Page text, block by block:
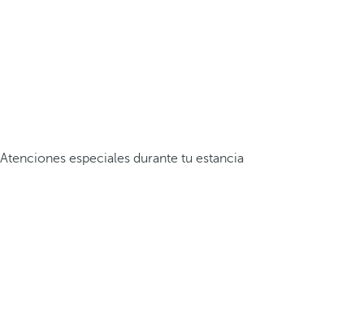
Atenciones especiales durante tu estancia